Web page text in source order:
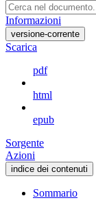
Informazioni
versione-corrente
Scarica
pdf
html
epub
Sorgente
Azioni
indice dei contenuti
Sommario